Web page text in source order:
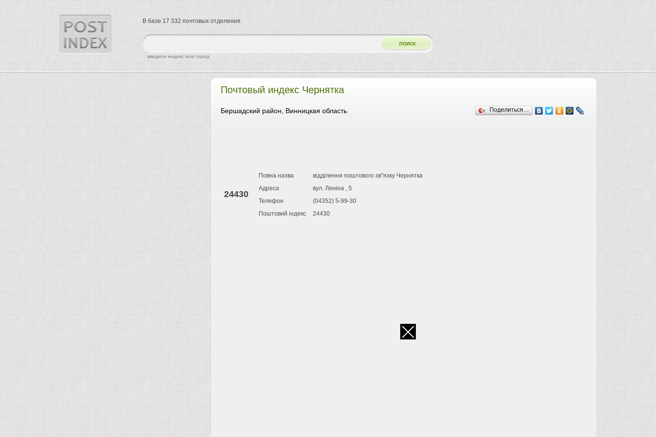
Почтовый индекс Чернятка
Поделиться…
Бершадский район, Винницкая область
24430
Повна назва
відділення поштового зв"язку Чернятка
Адреса
вул. Леніна , 5
Телефон
(04352) 5-99-30
Поштовий індекс
24430
найти
введите индекс или город
В базе 17 332 почтовых отделения